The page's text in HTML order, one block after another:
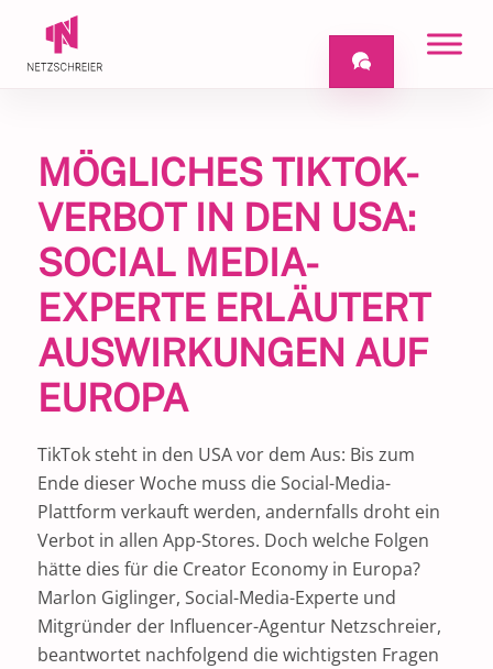
MÖGLICHES TIKTOK-
VERBOT IN DEN USA:
SOCIAL MEDIA-
EXPERTE ERLÄUTERT
AUSWIRKUNGEN AUF
EUROPA
TikTok steht in den USA vor dem Aus: Bis zum
Ende dieser Woche muss die Social-Media-
Plattform verkauft werden, andernfalls droht ein
Verbot in allen App-Stores. Doch welche Folgen
hätte dies für die Creator Economy in Europa?
Marlon Giglinger, Social-Media-Experte und
Mitgründer der Influencer-Agentur Netzschreier,
beantwortet nachfolgend die wichtigsten Fragen